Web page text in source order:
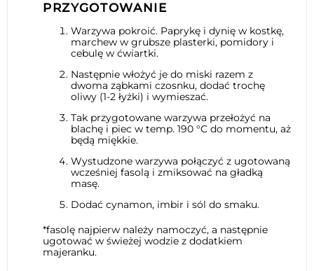
PRZYGOTOWANIE
Warzywa pokroić. Paprykę i dynię w kostkę,
marchew w grubsze plasterki, pomidory i
cebulę w ćwiartki.
Następnie włożyć je do miski razem z
dwoma ząbkami czosnku, dodać trochę
oliwy (1-2 łyżki) i wymieszać.
Tak przygotowane warzywa przełożyć na
blachę i piec w temp. 190 °C do momentu, aż
będą miękkie.
Wystudzone warzywa połączyć z ugotowaną
wcześniej fasolą i zmiksować na gładką
masę.
Dodać cynamon, imbir i sól do smaku.
*fasolę najpierw należy namoczyć, a następnie
ugotować w świeżej wodzie z dodatkiem
majeranku.